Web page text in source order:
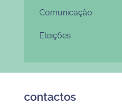
Comunicação
Eleições
contactos